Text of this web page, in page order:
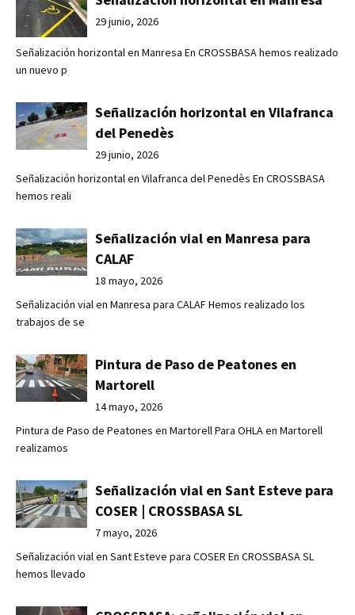
29 junio, 2026
Señalización horizontal en Manresa En CROSSBASA hemos realizado
un nuevo p
Señalización horizontal en Vilafranca
del Penedès
29 junio, 2026
Señalización horizontal en Vilafranca del Penedès En CROSSBASA
hemos reali
Señalización vial en Manresa para
CALAF
18 mayo, 2026
Señalización vial en Manresa para CALAF Hemos realizado los
trabajos de se
Pintura de Paso de Peatones en
Martorell
14 mayo, 2026
Pintura de Paso de Peatones en Martorell Para OHLA en Martorell
realizamos
Señalización vial en Sant Esteve para
COSER | CROSSBASA SL
7 mayo, 2026
Señalización vial en Sant Esteve para COSER En CROSSBASA SL
hemos llevado